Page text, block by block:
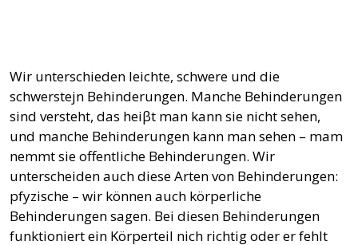
Wir unterschieden leichte, schwere und die
schwerstejn Behinderungen. Manche Behinderungen
sind versteht, das heiβt man kann sie nicht sehen,
und manche Behinderungen kann man sehen – mam
nemmt sie offentliche Behinderungen. Wir
unterscheiden auch diese Arten von Behinderungen:
pfyzische – wir können auch körperliche
Behinderungen sagen. Bei diesen Behinderungen
funktioniert ein Körperteil nich richtig oder er fehlt